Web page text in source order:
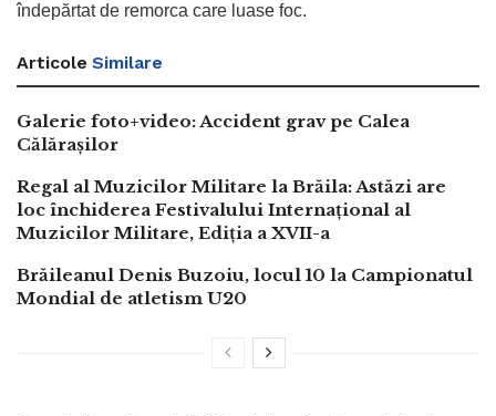
îndepărtat de remorca care luase foc.
Articole Similare
Galerie foto+video: Accident grav pe Calea
Călărașilor
Regal al Muzicilor Militare la Brăila: Astăzi are
loc închiderea Festivalului Internațional al
Muzicilor Militare, Ediția a XVII-a
Brăileanul Denis Buzoiu, locul 10 la Campionatul
Mondial de atletism U20